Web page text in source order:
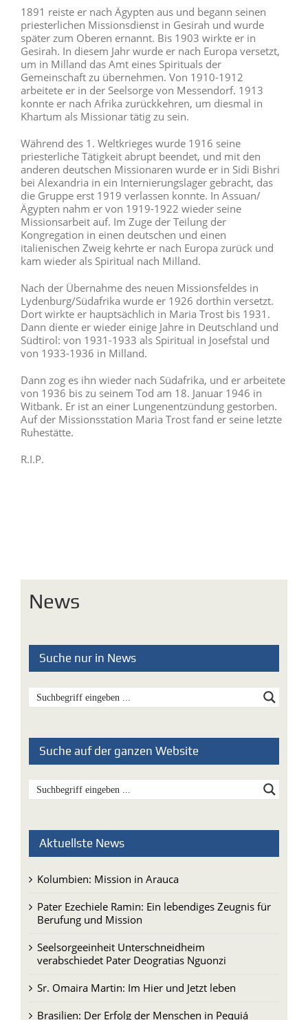
1891 reiste er nach Ägypten aus und begann seinen
priesterlichen Missionsdienst in Gesirah und wurde
später zum Oberen ernannt. Bis 1903 wirkte er in
Gesirah. In diesem Jahr wurde er nach Europa versetzt,
um in Milland das Amt eines Spirituals der
Gemeinschaft zu übernehmen. Von 1910-1912
arbeitete er in der Seelsorge von Messendorf. 1913
konnte er nach Afrika zurückkehren, um diesmal in
Khartum als Missionar tätig zu sein.
Während des 1. Weltkrieges wurde 1916 seine
priesterliche Tätigkeit abrupt beendet, und mit den
anderen deutschen Missionaren wurde er in Sidi Bishri
bei Alexandria in ein Internierungslager gebracht, das
die Gruppe erst 1919 verlassen konnte. In Assuan/
Ägypten nahm er von 1919-1922 wieder seine
Missionsarbeit auf. Im Zuge der Teilung der
Kongregation in einen deutschen und einen
italienischen Zweig kehrte er nach Europa zurück und
kam wieder als Spiritual nach Milland.
Nach der Übernahme des neuen Missionsfeldes in
Lydenburg/Südafrika wurde er 1926 dorthin versetzt.
Dort wirkte er hauptsächlich in Maria Trost bis 1931.
Dann diente er wieder einige Jahre in Deutschland und
Südtirol: von 1931-1933 als Spiritual in Josefstal und
von 1933-1936 in Milland.
Dann zog es ihn wieder nach Südafrika, und er arbeitete
von 1936 bis zu seinem Tod am 18. Januar 1946 in
Witbank. Er ist an einer Lungenentzündung gestorben.
Auf der Missionsstation Maria Trost fand er seine letzte
Ruhestätte.
R.I.P.
News
Suche nur in News
Suche auf der ganzen Website
Aktuellste News
Kolumbien: Mission in Arauca
Pater Ezechiele Ramin: Ein lebendiges Zeugnis für
Berufung und Mission
Seelsorgeeinheit Unterschneidheim
verabschiedet Pater Deogratias Nguonzi
Sr. Omaira Martin: Im Hier und Jetzt leben
Brasilien: Der Erfolg der Menschen in Pequiá